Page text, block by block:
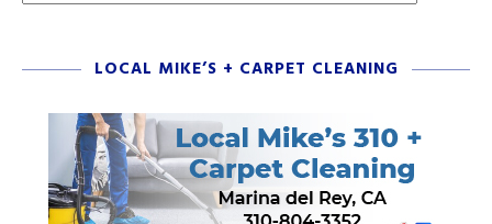
LOCAL MIKE’S + CARPET CLEANING